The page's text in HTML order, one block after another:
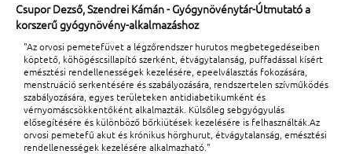
Csupor Dezső, Szendrei Kámán - Gyógynövénytár-Útmutató a
korszerű gyógynövény-alkalmazáshoz
"Az orvosi pemetefüvet a légzőrendszer hurutos megbetegedéseiben
köptető, köhögéscsillapító szerként, étvágytalanság, puffadással kísért
emésztési rendellenességek kezelésére, epeelválasztás fokozására,
menstruáció serkentésére és szabályozására, rendszertelen szívműködés
szabályozására, egyes területeken antidiabetikumként és
vérnyomáscsökkentőként alkalmazták. Külsőleg sebgyógyulás
elősegítésére és különböző bőrkiütések kezelésére is felhasználták.Az
orvosi pemetefű akut és krónikus hörghurut, étvágytalanság, emésztési
rendellenességek kezelésére alkalmazható."